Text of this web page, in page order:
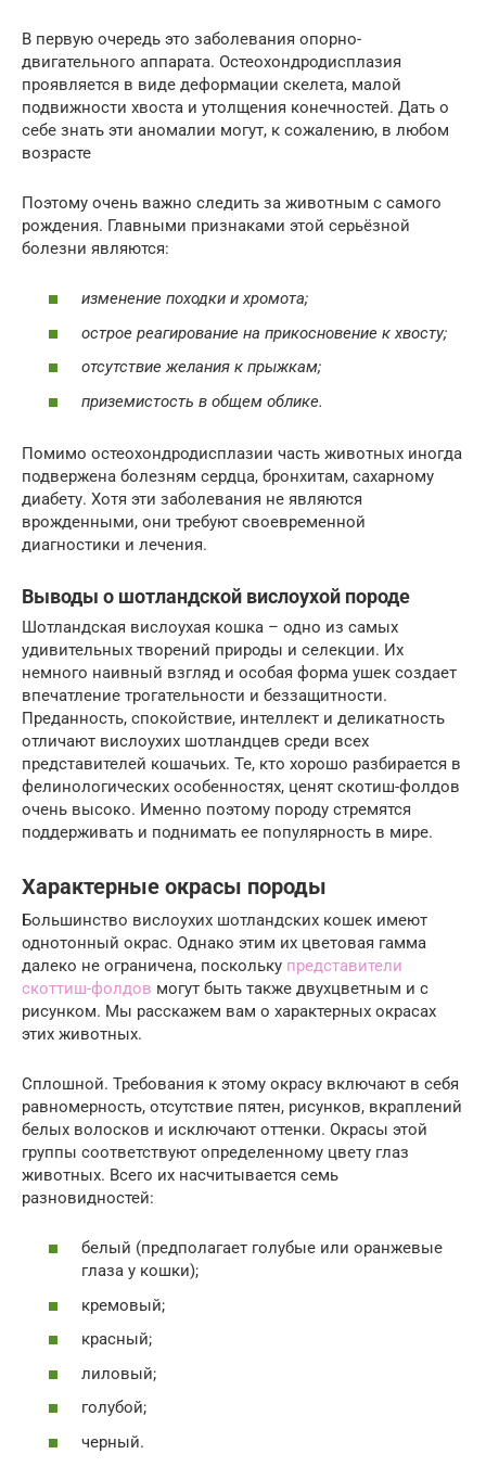
В первую очередь это заболевания опорно-
двигательного аппарата. Остеохондродисплазия
проявляется в виде деформации скелета, малой
подвижности хвоста и утолщения конечностей. Дать о
себе знать эти аномалии могут, к сожалению, в любом
возрасте
Поэтому очень важно следить за животным с самого
рождения. Главными признаками этой серьёзной
болезни являются:
изменение походки и хромота;
острое реагирование на прикосновение к хвосту;
отсутствие желания к прыжкам;
приземистость в общем облике.
Помимо остеохондродисплазии часть животных иногда
подвержена болезням сердца, бронхитам, сахарному
диабету. Хотя эти заболевания не являются
врожденными, они требуют своевременной
диагностики и лечения.
Выводы о шотландской вислоухой породе
Шотландская вислоухая кошка – одно из самых
удивительных творений природы и селекции. Их
немного наивный взгляд и особая форма ушек создает
впечатление трогательности и беззащитности.
Преданность, спокойствие, интеллект и деликатность
отличают вислоухих шотландцев среди всех
представителей кошачьих. Те, кто хорошо разбирается в
фелинологических особенностях, ценят скотиш-фолдов
очень высоко. Именно поэтому породу стремятся
поддерживать и поднимать ее популярность в мире.
Характерные окрасы породы
Большинство вислоухих шотландских кошек имеют
однотонный окрас. Однако этим их цветовая гамма
далеко не ограничена, поскольку представители
скоттиш-фолдов могут быть также двухцветным и с
рисунком. Мы расскажем вам о характерных окрасах
этих животных.
Сплошной. Требования к этому окрасу включают в себя
равномерность, отсутствие пятен, рисунков, вкраплений
белых волосков и исключают оттенки. Окрасы этой
группы соответствуют определенному цвету глаз
животных. Всего их насчитывается семь
разновидностей:
белый (предполагает голубые или оранжевые
глаза у кошки);
кремовый;
красный;
лиловый;
голубой;
черный.